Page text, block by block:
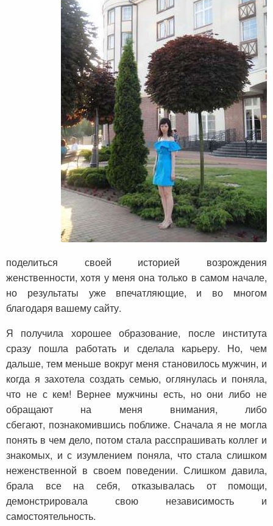
поделиться своей историей возрождения
женственности, хотя у меня она только в самом начале,
но результаты уже впечатляющие, и во многом
благодаря вашему сайту.
Я получила хорошее образование, после института
сразу пошла работать и сделала карьеру. Но, чем
дальше, тем меньше вокруг меня становилось мужчин, и
когда я захотела создать семью, оглянулась и поняла,
что не с кем! Вернее мужчины есть, но они либо не
обращают на меня внимания, либо
сбегают, познакомившись поближе. Сначала я не могла
понять в чем дело, потом стала расспрашивать коллег и
знакомых, и с изумлением поняла, что стала слишком
неженственной в своем поведении. Слишком давила,
брала все на себя, отказывалась от помощи,
демонстрировала свою независимость и
самостоятельность.